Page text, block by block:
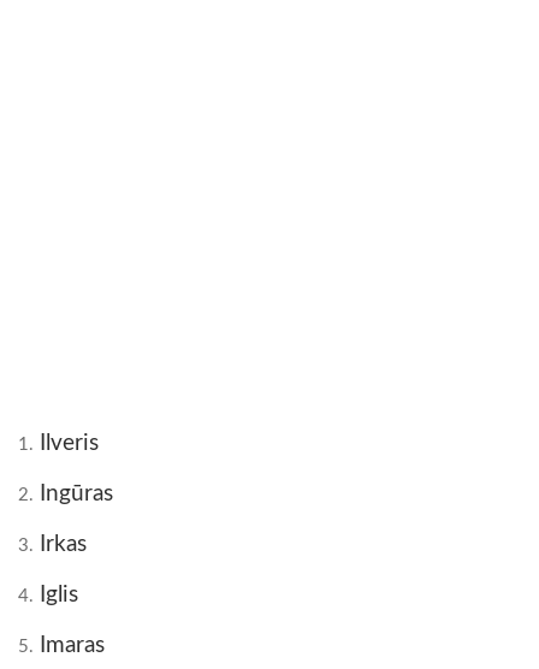
1. Ilveris
2. Ingūras
3. Irkas
4. Iglis
5. Imaras